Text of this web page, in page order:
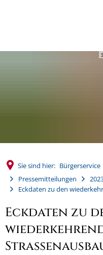
Sie sind hier: Bürgerservice
Pressemitteilungen
Eckdaten zu den
Eckdaten zu